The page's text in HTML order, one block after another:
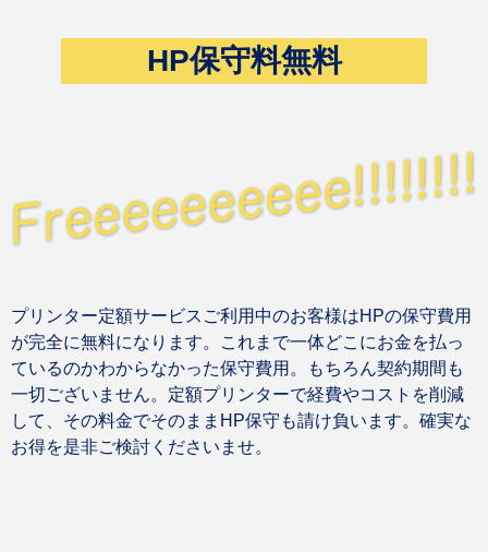
HP保守料無料
プリンター定額サービスご利用中のお客様はHPの保守費用
が完全に無料になります。これまで一体どこにお金を払っ
ているのかわからなかった保守費用。もちろん契約期間も
一切ございません。定額プリンターで経費やコストを削減
して、その料金でそのままHP保守も請け負います。確実な
お得を是非ご検討くださいませ。